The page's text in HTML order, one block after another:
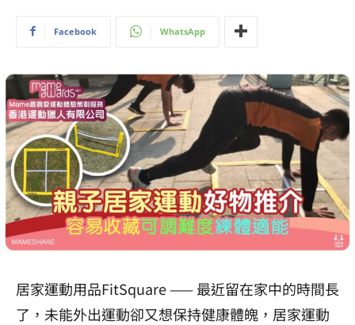
Facebook WhatsApp
居家運動用品FitSquare —— 最近留在家中的時間長
了，未能外出運動卻又想保持健康體魄，居家運動